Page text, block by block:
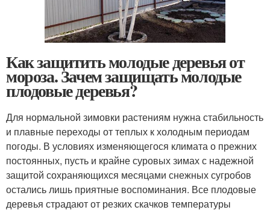
Как защитить молодые деревья от
мороза. Зачем защищать молодые
плодовые деревья?
Для нормальной зимовки растениям нужна стабильность
и плавные переходы от теплых к холодным периодам
погоды. В условиях изменяющегося климата о прежних
постоянных, пусть и крайне суровых зимах с надежной
защитой сохраняющихся месяцами снежных сугробов
остались лишь приятные воспоминания. Все плодовые
деревья страдают от резких скачков температуры